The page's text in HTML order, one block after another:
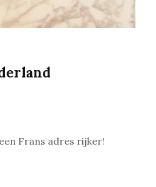
Frans adres rijker!